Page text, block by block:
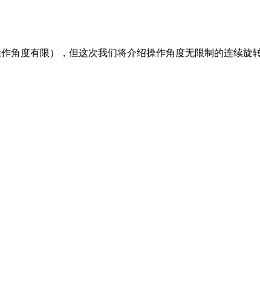
角度有限），但这次我们将介绍操作角度无限制的连续旋